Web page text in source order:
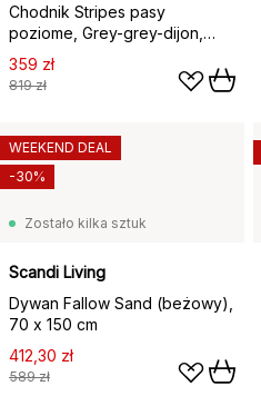
Chodnik Stripes pasy
poziome, Grey-grey-dijon,
90x130 cm
359 zł
819 zł
Zostało kilka sztuk
Scandi Living
Dywan Fallow Sand (beżowy),
70 x 150 cm
412,30 zł
589 zł
WEEKEND DEAL
-30%